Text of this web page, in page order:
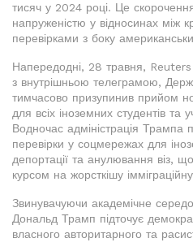
тисяч у 2024 році. Це
напруженістю у відносинах між
перевірками з боку
Напередодні, 28 травня,
з внутрішньою телеграмою,
тимчасово призупинив прийом
для всіх іноземних студентів та
Водночас адміністрація
перевірки у соцмережах для
депортації та анулювання віз,
курсом на жорсткішу
Звинувачуючи академічне
Дональд Трамп підточує
власного авторитарного та